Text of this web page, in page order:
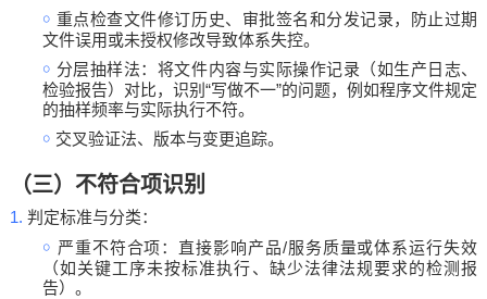
￮ 重点检查文件修订历史、审批签名和分发记录，防止过期
文件误用或未授权修改导致体系失控。
￮ 分层抽样法：将文件内容与实际操作记录（如生产日志、
检验报告）对比，识别 “写做不一”的问题，例如程序文件规定
的抽样频率与实际执行不符。
￮ 交叉验证法、版本与变更追踪。
（三）不符合项识别
1. 判定标准与分类：
￮ 严重不符合项：直接影响产品/服务质量或体系运行失效
（如关键工序未按标准执行、缺少法律法规要求的检测报
告）。